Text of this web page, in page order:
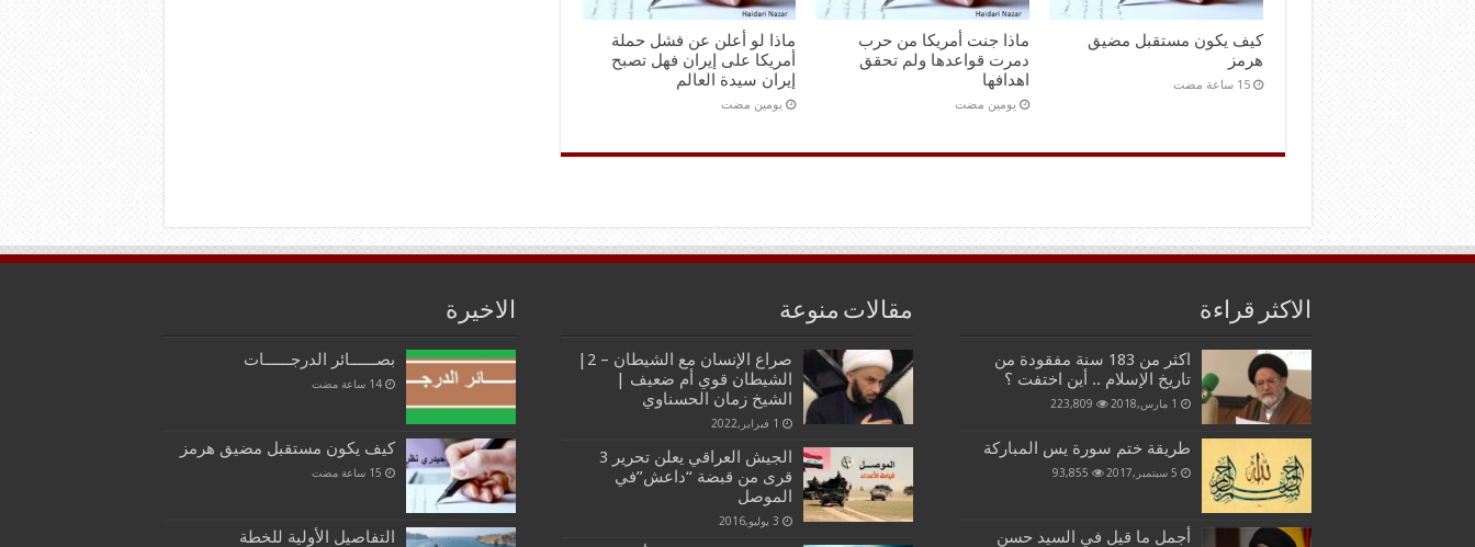
كيف يكون مستقبل مضيق
هرمز
‏15 ساعة مضت
ماذا جنت أمريكا من حرب
دمرت قواعدها ولم تحقق
اهدافها
‏يومين مضت
ماذا لو أعلن عن فشل حملة
أمريكا على إيران فهل تصبح
إيران سيدة العالم
‏يومين مضت
الاكثر قراءة
اكثر من 183 سنة مفقودة من
تاريخ الإسلام .. أين اختفت ؟
1 مارس,2018 223,809
طريقة ختم سورة يس المباركة
5 سبتمبر,2017 93,855
أجمل ما قيل في السيد حسن
مقالات منوعة
صراع الإنسان مع الشيطان – 2|
الشيطان قوي أم ضعيف |
الشيخ زمان الحسناوي
1 فبراير,2022
الجيش العراقي يعلن تحرير 3
قرى من قبضة “داعش”في
الموصل
3 يوليو,2016
الاخيرة
بصــــــائر الدرجــــــات
كيف يكون مستقبل مضيق هرمز
التفاصيل الأولية للخطة